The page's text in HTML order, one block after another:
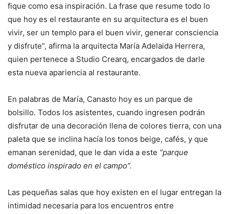
fique como esa inspiración. La frase que resume todo lo
que hoy es el restaurante en su arquitectura es el buen
vivir, ser un templo para el buen vivir, generar consciencia
y disfrute”, afirma la arquitecta María Adelaida Herrera,
quien pertenece a Studio Crearq, encargados de darle
esta nueva apariencia al restaurante.
En palabras de María, Canasto hoy es un parque de
bolsillo. Todos los asistentes, cuando ingresen podrán
disfrutar de una decoración llena de colores tierra, con una
paleta que se inclina hacía los tonos beige, cafés, y que
emanan serenidad, que le dan vida a este “parque
doméstico inspirado en el campo”.
Las pequeñas salas que hoy existen en el lugar entregan la
intimidad necesaria para los encuentros entre